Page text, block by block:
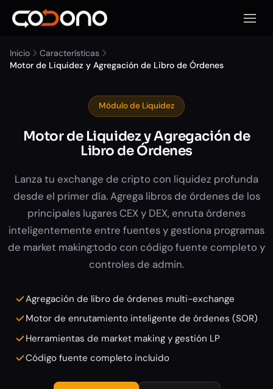
Abrir
Inicio
Características
Motor de Liquidez y Agregación de Libro de Órdenes
Módulo de Liquidez
Motor de Liquidez y Agregación de
Libro de Órdenes
Lanza tu exchange de cripto con liquidez profunda
desde el primer día. Agrega libros de órdenes de los
principales lugares CEX y DEX, enruta órdenes
inteligentemente entre fuentes y gestiona programas
de market making:todo con código fuente completo y
controles de admin.
Agregación de libro de órdenes multi-exchange
Motor de enrutamiento inteligente de órdenes (SOR)
Herramientas de market making y gestión LP
Código fuente completo incluido